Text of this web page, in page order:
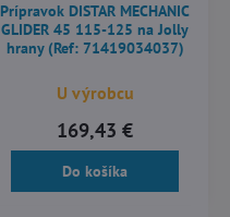
Prípravok DISTAR MECHANIC
GLIDER 45 115-125 na Jolly
hrany (Ref: 71419034037)
U výrobcu
169,43 €
Do košíka